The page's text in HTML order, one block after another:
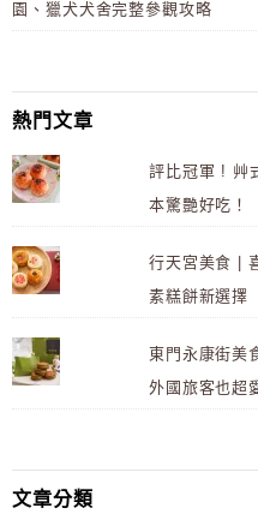
園、獵犬犬舍完整參觀攻略
熱門文章
評比冠軍 ! 艸
本驚艷好吃！
行天宮美食 |
素糕餅新選擇
東門永康街美
外國旅客也超
文章分類